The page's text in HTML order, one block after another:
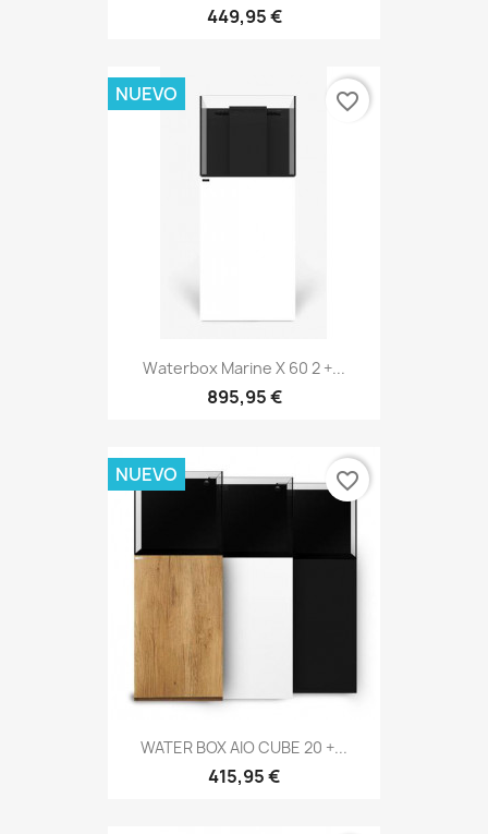
449,95 €
Waterbox Marine X 60 2 +...
895,95 €
NUEVO favorite_border
WATER BOX AIO CUBE 20 +...
415,95 €
NUEVO favorite_border